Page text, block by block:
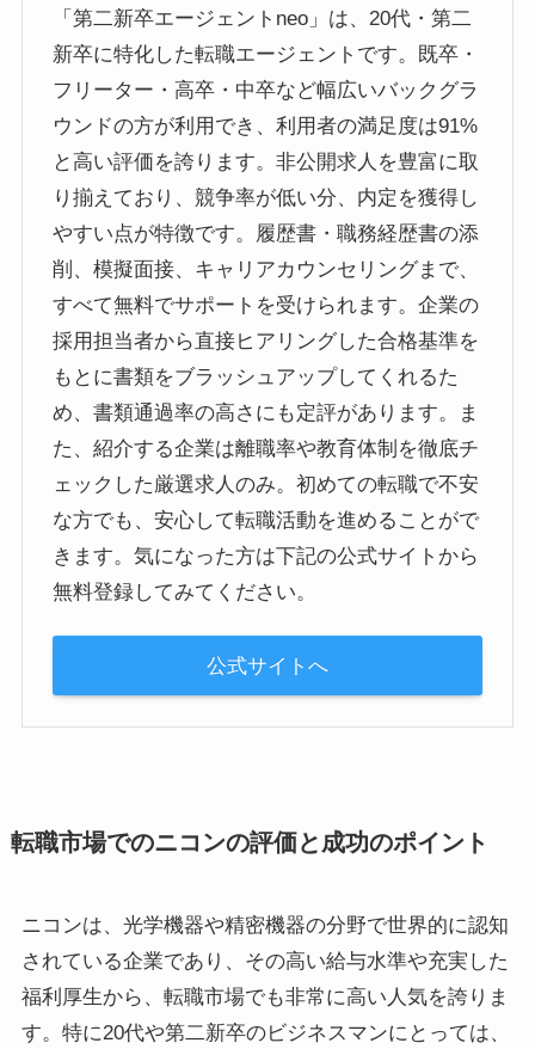
「第二新卒エージェントneo」は、20代・第二
新卒に特化した転職エージェントです。既卒・
フリーター・高卒・中卒など幅広いバックグラ
ウンドの方が利用でき、利用者の満足度は91%
と高い評価を誇ります。非公開求人を豊富に取
り揃えており、競争率が低い分、内定を獲得し
やすい点が特徴です。履歴書・職務経歴書の添
削、模擬面接、キャリアカウンセリングまで、
すべて無料でサポートを受けられます。企業の
採用担当者から直接ヒアリングした合格基準を
もとに書類をブラッシュアップしてくれるた
め、書類通過率の高さにも定評があります。ま
た、紹介する企業は離職率や教育体制を徹底チ
ェックした厳選求人のみ。初めての転職で不安
な方でも、安心して転職活動を進めることがで
きます。気になった方は下記の公式サイトから
無料登録してみてください。
公式サイトへ
転職市場でのニコンの評価と成功のポイント
ニコンは、光学機器や精密機器の分野で世界的に認知
されている企業であり、その高い給与水準や充実した
福利厚生から、転職市場でも非常に高い人気を誇りま
す。特に20代や第二新卒のビジネスマンにとっては、